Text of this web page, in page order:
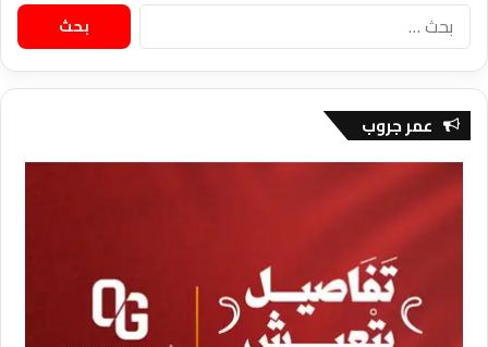
البحث
عن:
عمر جروب